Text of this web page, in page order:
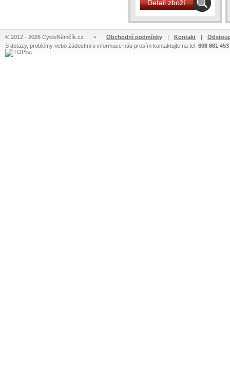
Detail zboží
© 2012 - 2026 CykloNěmčík.cz • Obchodní podmínky | Kontakt |
S dotazy, problémy nebo žádostmi o informace nás prosím kontaktujte na tel. 608 861 453